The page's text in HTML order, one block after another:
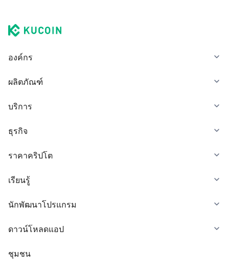
องค์กร
ผลิตภัณฑ์
บริการ
ธุรกิจ
ราคาคริปโต
เรียนรู้
นักพัฒนาโปรแกรม
ดาวน์โหลดแอป
ชุมชน